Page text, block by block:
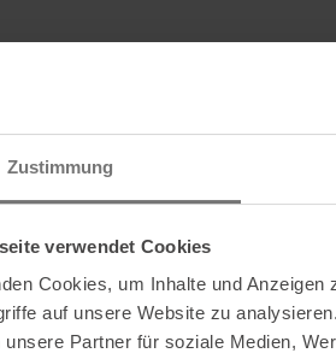
Zustimmung
verwendet Cookies
Cookies, um Inhalte und
auf unsere Website zu
unsere Partner für soziale Medien,
Verstärkungen an den
Manschette & Innenschuh schnell